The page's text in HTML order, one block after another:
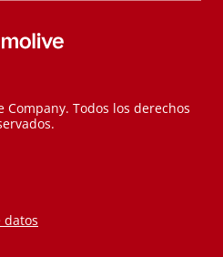
Company. Todos los derechos
datos